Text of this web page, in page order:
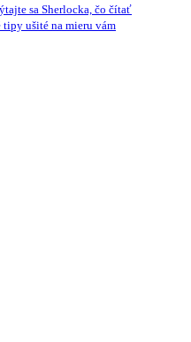
sa Sherlocka, čo čítať
tipy ušité na mieru vám